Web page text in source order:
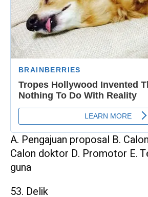
A. Pengajuan proposal B.
Calon doktor D. Promotor E.
guna
53. Delik